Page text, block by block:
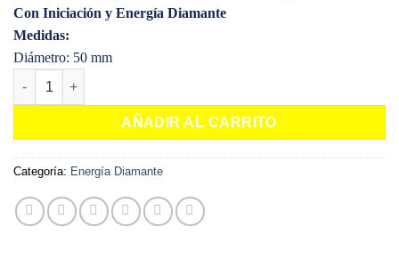
Con Iniciación y Energía Diamante
Medidas:
Diámetro: 50 mm
Diamante Avatar Rosado Grande cantidad
AÑADIR AL CARRITO
Categoría: Energía Diamante